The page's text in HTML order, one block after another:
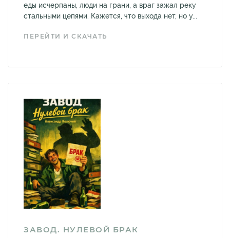
еды исчерпаны, люди на грани, а враг зажал реку
стальными цепями. Кажется, что выхода нет, но у...
ПЕРЕЙТИ И СКАЧАТЬ
ЗАВОД. НУЛЕВОЙ БРАК